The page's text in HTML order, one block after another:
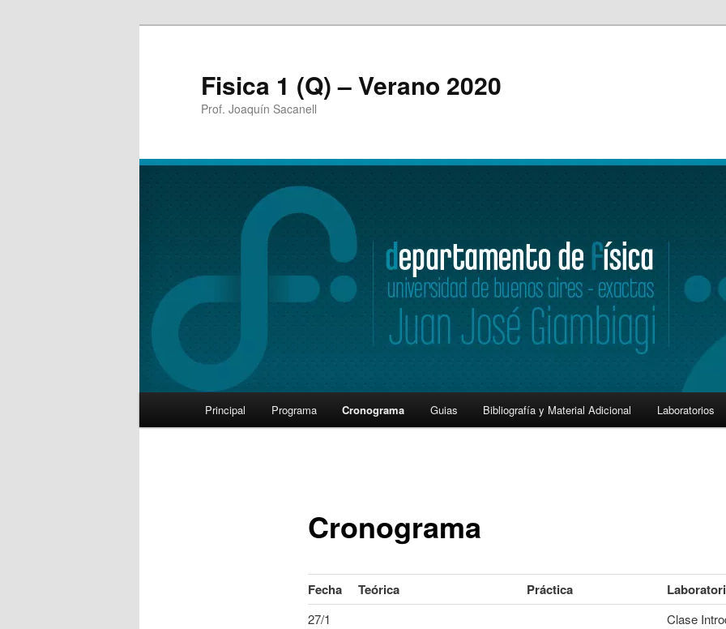
Fisica 1 (Q) – Verano 2020
Prof. Joaquín Sacanell
Skip
Principal Programa Cronograma Guias Bibliografía y Material Adicional Laboratorios
Cronograma
Fecha Teórica Práctica
27/1
Clase